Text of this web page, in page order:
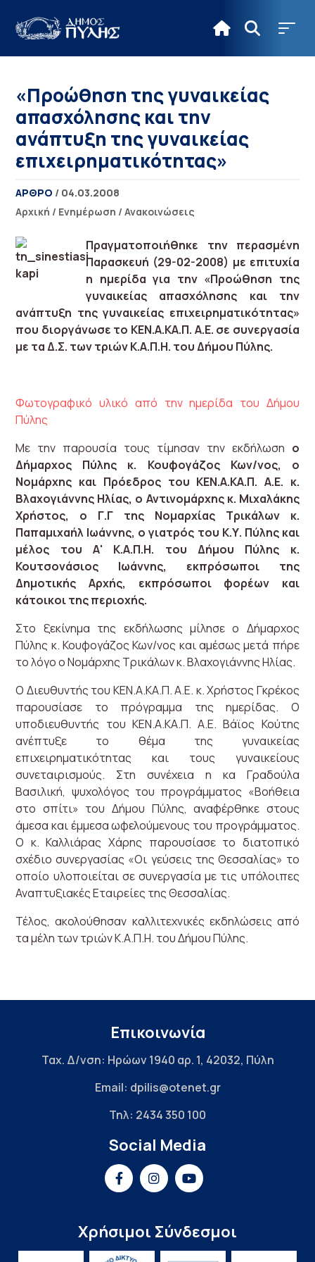
«Προώθηση της γυναικείας
απασχόλησης και την
ανάπτυξη της γυναικείας
επιχειρηματικότητας»
ΑΡΘΡΟ / 04.03.2008
Αρχική / Ενημέρωση /Ανακοινώσεις
Πραγματοποιήθηκε την περασμένη
Παρασκευή (29-02-2008) με επιτυχία
η ημερίδα για την «Προώθηση της
γυναικείας απασχόλησης και την
ανάπτυξη της γυναικείας επιχειρηματικότητας»
που διοργάνωσε το ΚΕΝ.Α.ΚΑ.Π. Α.Ε. σε συνεργασία
με τα Δ.Σ. των τριών Κ.Α.Π.Η. του Δήμου Πύλης.
Φωτογραφικό υλικό από την ημερίδα του Δήμου
Πύλης
Με την παρουσία τους τίμησαν την εκδήλωση ο
Δήμαρχος Πύλης κ. Κουφογάζος Κων/νος, ο
Νομάρχης και Πρόεδρος του ΚΕΝ.Α.ΚΑ.Π. Α.Ε. κ.
Βλαχογιάννης Ηλίας, ο Αντινομάρχης κ. Μιχαλάκης
Χρήστος, ο Γ.Γ της Νομαρχίας Τρικάλων κ.
Παπαμιχαήλ Ιωάννης, ο γιατρός του Κ.Υ. Πύλης και
μέλος του Α' Κ.Α.Π.Η. του Δήμου Πύλης κ.
Κουτσονάσιος Ιωάννης, εκπρόσωποι της
Δημοτικής Αρχής, εκπρόσωποι φορέων και
κάτοικοι της περιοχής.
Στο ξεκίνημα της εκδήλωσης μίλησε ο Δήμαρχος
Πύλης κ. Κουφογάζος Κων/νος και αμέσως μετά πήρε
το λόγο ο Νομάρχης Τρικάλων κ. Βλαχογιάννης Ηλίας.
Ο Διευθυντής του ΚΕΝ.Α.ΚΑ.Π. Α.Ε. κ. Χρήστος Γκρέκος
παρουσίασε το πρόγραμμα της ημερίδας. Ο
υποδιευθυντής του ΚΕΝ.Α.ΚΑ.Π. Α.Ε. Βάϊος Κούτης
ανέπτυξε το θέμα της γυναικείας
επιχειρηματικότητας και τους γυναικείους
συνεταιρισμούς. Στη συνέχεια η κα Γραδούλα
Βασιλική, ψυχολόγος του προγράμματος «Βοήθεια
στο σπίτι» του Δήμου Πύλης, αναφέρθηκε στους
άμεσα και έμμεσα ωφελούμενους του προγράμματος.
Ο κ. Καλλιάρας Χάρης παρουσίασε το διατοπικό
σχέδιο συνεργασίας «Οι γεύσεις της Θεσσαλίας» το
οποίο υλοποιείται σε συνεργασία με τις υπόλοιπες
Αναπτυξιακές Εταιρείες της Θεσσαλίας.
Τέλος, ακολούθησαν καλλιτεχνικές εκδηλώσεις από
τα μέλη των τριών Κ.Α.Π.Η. του Δήμου Πύλης.
Επικοινωνία
Ταχ. Δ/νση: Ηρώων 1940 αρ. 1, 42032, Πύλη
Email: dpilis@otenet.gr
Τηλ: 2434 350 100
Social Media
Χρήσιμοι Σύνδεσμοι